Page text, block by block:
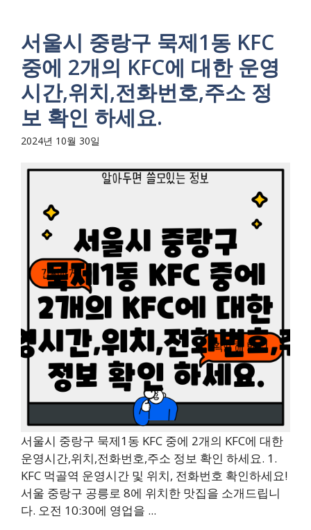
서울시 중랑구 묵제1동 KFC
중에 2개의 KFC에 대한 운영
시간,위치,전화번호,주소 정
보 확인 하세요.
2024년 10월 30일
서울시 중랑구 묵제1동 KFC 중에 2개의 KFC에 대한
운영시간,위치,전화번호,주소 정보 확인 하세요. 1.
KFC 먹골역 운영시간 및 위치, 전화번호 확인하세요!
서울 중랑구 공릉로 8에 위치한 맛집을 소개드립니
다. 오전 10:30에 영업을 ...